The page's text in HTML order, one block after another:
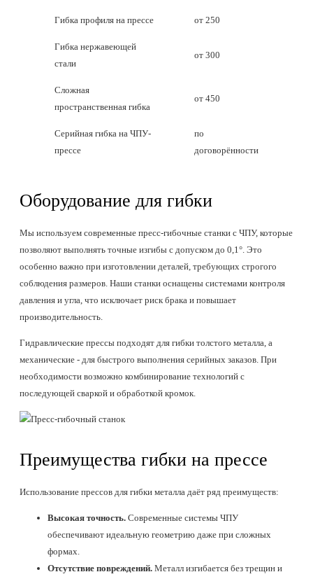
Гибка профиля на прессе от 250
Гибка нержавеющей
стали
от 300
Сложная
пространственная гибка
от 450
Серийная гибка на ЧПУ-
прессе
по
договорённости
Оборудование для гибки
Мы используем современные пресс-гибочные станки с ЧПУ, которые
позволяют выполнять точные изгибы с допуском до 0,1°. Это
особенно важно при изготовлении деталей, требующих строгого
соблюдения размеров. Наши станки оснащены системами контроля
давления и угла, что исключает риск брака и повышает
производительность.
Гидравлические прессы подходят для гибки толстого металла, а
механические - для быстрого выполнения серийных заказов. При
необходимости возможно комбинирование технологий с
последующей сваркой и обработкой кромок.
Преимущества гибки на прессе
Использование прессов для гибки металла даёт ряд преимуществ:
Высокая точность. Современные системы ЧПУ
обеспечивают идеальную геометрию даже при сложных
формах.
Отсутствие повреждений. Металл изгибается без трещин и